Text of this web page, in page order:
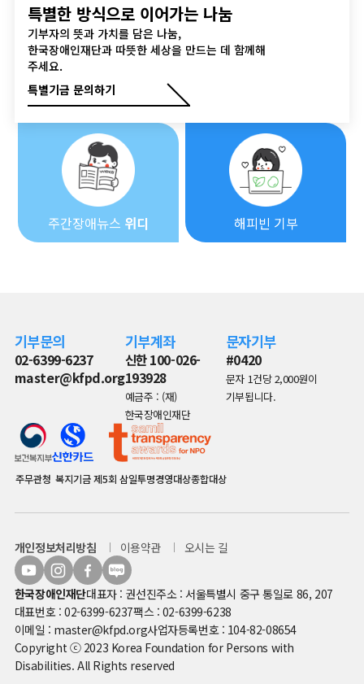
특별한 방식으로 이어가는 나눔
기부자의 뜻과 가치를 담은 나눔,
한국장애인재단과 따뜻한 세상을 만드는 데 함께해
주세요.
특별기금 문의하기
주간장애뉴스 위디 해피빈 기부
기부문의
02-6399-6237
master@kfpd.org
기부계좌
신한 100-026-
193928
예금주 : (재)
한국장애인재단
문자기부
#0420
문자 1건당 2,000원이
기부됩니다.
주무관청 복지기금제5회 삼일투명경영대상종합대상
개인정보처리방침 이용약관 오시는 길
한국장애인재단대표자 : 권선진주소 : 서울특별시 중구 통일로 86, 207
대표번호 : 02-6399-6237팩스 : 02-6399-6238
이메일 : master@kfpd.org사업자등록번호 : 104-82-08654
Copyright ⓒ 2023 Korea Foundation for Persons with
Disabilities. All Rights reserved